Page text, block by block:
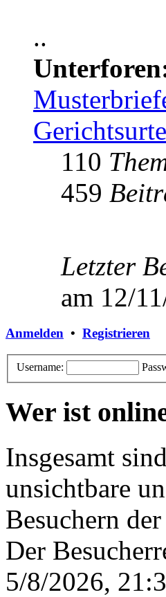
..
110
459
Letzter
am 12/
Anmelden • Registrieren
Username:
Wer ist
Insgesamt sind
unsichtbare
Besuchern
Der
5/8/2026,